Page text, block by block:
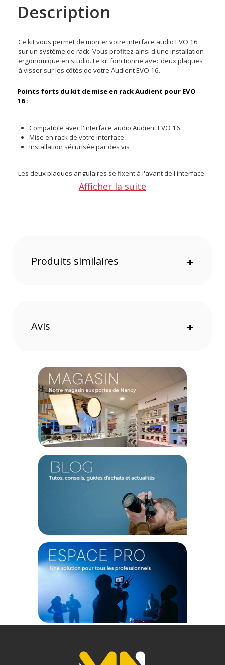
Description
Ce kit vous permet de monter votre interface audio EVO 16
sur un système de rack. Vous profitez ainsi d'une installation
ergonomique en studio. Le kit fonctionne avec deux plaques
à visser sur les côtés de votre Audient EVO 16.
Points forts du kit de mise en rack Audient pour EVO
16 :
Compatible avec l'interface audio Audient EVO 16
Mise en rack de votre interface
Installation sécurisée par des vis
Les deux plaques angulaires se fixent à l'avant de l'interface
audio. Il faudra retirer les vis d'origine avec une clé allen
(vendue séparément) puis aligner les trous de vis des
Offre valable jusqu'au 07-08-2026 inclus.
Code EAN Audient Kit de mise en rack pour Evo 16 - Accessoire
rack - Achat & prix :5060374260467
Garantie 2 ans
(1) Nombre de points Fidélité estimés, hors remises au panier, basé
sur le prix TTC en €, les points seront effectivement calculés dans le
Afficher la suite
Produits similaires +
Avis +